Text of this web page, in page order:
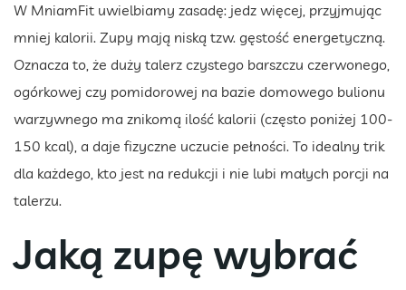
W MniamFit uwielbiamy zasadę: jedz więcej, przyjmując
mniej kalorii. Zupy mają niską tzw. gęstość energetyczną.
Oznacza to, że duży talerz czystego barszczu czerwonego,
ogórkowej czy pomidorowej na bazie domowego bulionu
warzywnego ma znikomą ilość kalorii (często poniżej 100-
150 kcal), a daje fizyczne uczucie pełności. To idealny trik
dla każdego, kto jest na redukcji i nie lubi małych porcji na
talerzu.
Jaką zupę wybrać